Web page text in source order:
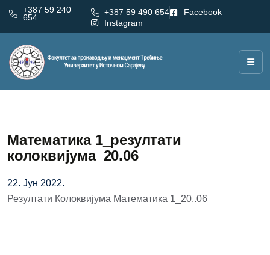
+387 59 240
654
+387 59 490 654
Facebook
Instagram
Математика 1_резултати
колоквијума_20.06
22. Јун 2022.
Резултати Колоквијума Математика 1_20..06